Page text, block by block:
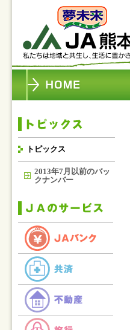
トピックス
2013年7月以前のバッ
クナンバー